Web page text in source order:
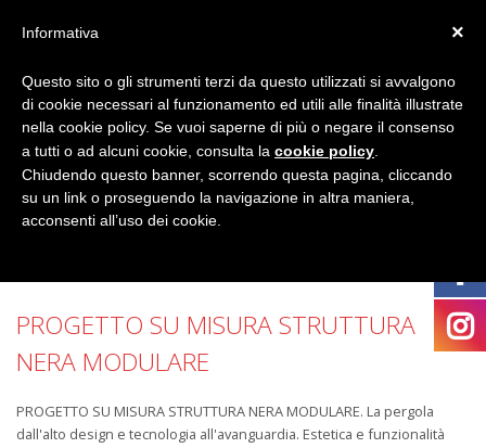
PROGETTO SU MISURA STRUTTURA
NERA MODULARE
PROGETTO SU MISURA STRUTTURA NERA MODULARE. La pergola
dall'alto design e tecnologia all'avanguardia. Estetica e funzionalità
×
Informativa
Questo sito o gli strumenti terzi da questo utilizzati si avvalgono
di cookie necessari al funzionamento ed utili alle finalità illustrate
nella cookie policy. Se vuoi saperne di più o negare il consenso
a tutti o ad alcuni cookie, consulta la cookie policy
Chiudendo questo banner, scorrendo questa pagina, cliccando
su un link o proseguendo la navigazione in altra maniera,
acconsenti all’uso dei cookie.